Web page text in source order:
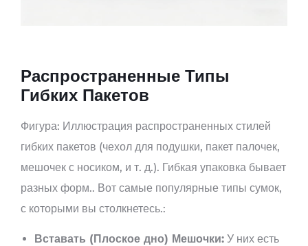
Распространенные Типы
Гибких Пакетов
Фигура: Иллюстрация распространенных стилей
гибких пакетов (чехол для подушки, пакет палочек,
мешочек с носиком, и т. д.). Гибкая упаковка бывает
разных форм.. Вот самые популярные типы сумок,
с которыми вы столкнетесь.:
Вставать (Плоское дно) Мешочки: У них есть